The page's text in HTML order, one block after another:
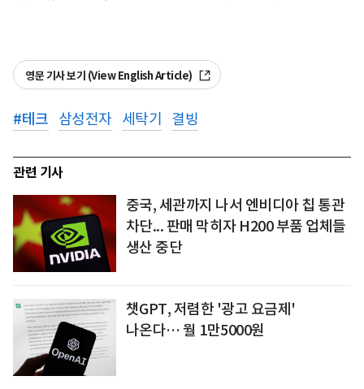
영문 기사 보기 (View English Article)
#테크 삼성전자 세탁기 결빙
관련 기사
중국, 세관까지 나서 엔비디아 칩 통관
차단... 판매 막히자 H200 부품 업체들
생산 중단
챗GPT, 저렴한 '광고 요금제'
나온다… 월 1만5000원